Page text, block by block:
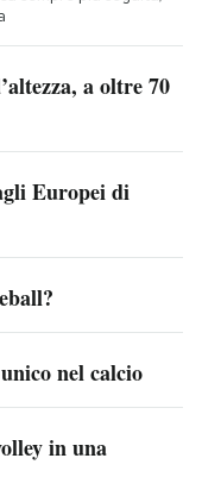
a oltre 70
Europei di
nel calcio
in una